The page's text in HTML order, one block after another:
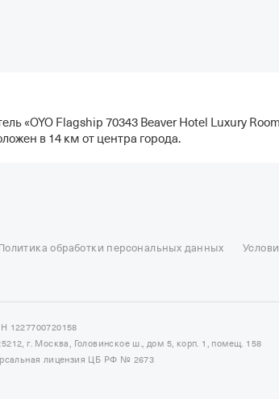
«OYO Flagship 70343 Beaver Hotel Luxury
в 14 км от центра города.
Рэдиссон в Сочи Отель
Отели в Сортавале Еще
обработки персональных данных
1227700720158
г. Москва, Головинское ш., дом 5, корп. 1, помещ. 158
лицензия ЦБ РФ № 2673